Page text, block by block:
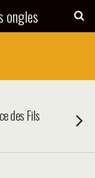
ongles
des Fils